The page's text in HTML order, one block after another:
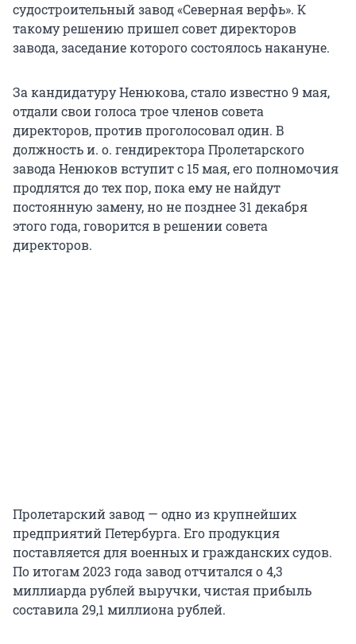
судостроительный завод «Северная верфь». К
такому решению пришел совет директоров
завода, заседание которого состоялось накануне.
За кандидатуру Ненюкова, стало известно 9 мая,
отдали свои голоса трое членов совета
директоров, против проголосовал один. В
должность и. о. гендиректора Пролетарского
завода Ненюков вступит с 15 мая, его полномочия
продлятся до тех пор, пока ему не найдут
постоянную замену, но не позднее 31 декабря
этого года, говорится в решении совета
директоров.
Пролетарский завод — одно из крупнейших
предприятий Петербурга. Его продукция
поставляется для военных и гражданских судов.
По итогам 2023 года завод отчитался о 4,3
миллиарда рублей выручки, чистая прибыль
составила 29,1 миллиона рублей.